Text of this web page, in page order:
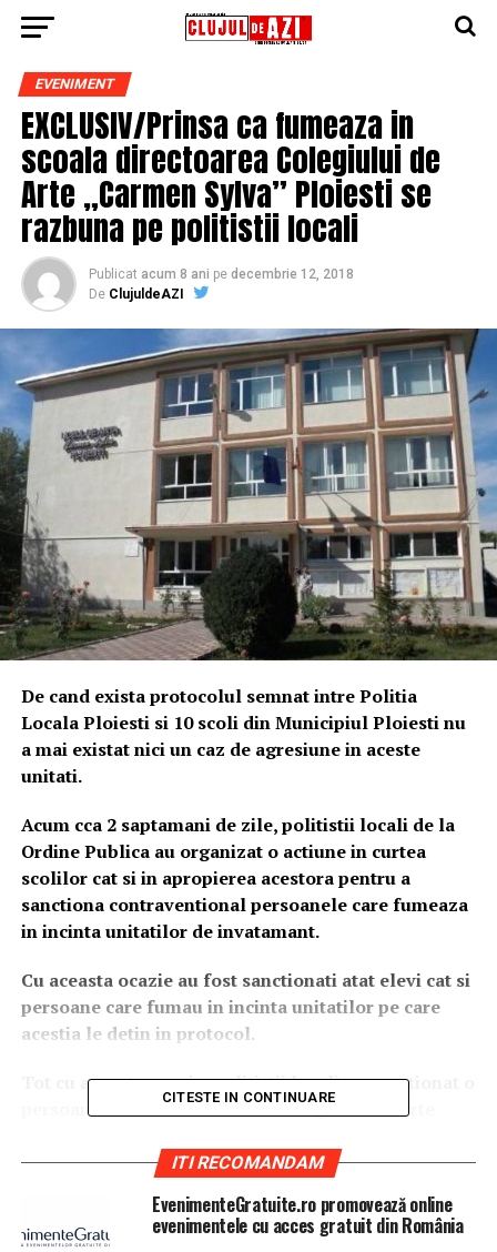
EVENIMENT
EXCLUSIV/Prinsa ca fumeaza in
scoala directoarea Colegiului de
Arte „Carmen Sylva” Ploiesti se
razbuna pe politistii locali
Publicat acum 8 ani pe decembrie 12, 2018
De ClujuldeAZI
De cand exista protocolul semnat intre Politia
Locala Ploiesti si 10 scoli din Municipiul Ploiesti nu
a mai existat nici un caz de agresiune in aceste
unitati.
Acum cca 2 saptamani de zile, politistii locali de la
Ordine Publica au organizat o actiune in curtea
scolilor cat si in apropierea acestora pentru a
sanctiona contraventional persoanele care fumeaza
in incinta unitatilor de invatamant.
Cu aceasta ocazie au fost sanctionati atat elevi cat si
persoane care fumau in incinta unitatilor pe care
acestia le detin in protocol.
Tot cu aceasta ocazie, politistii locali au sanctionat o
persoana care fuma in curtea Colegiului de Arte
Totodata, au surprins-o fumand si pe directoarea
generala– RĂDULESCU RODICA.
CITESTE IN CONTINUARE
ITI RECOMANDAM
EvenimenteGratuite.ro promovează online
evenimentele cu acces gratuit din România